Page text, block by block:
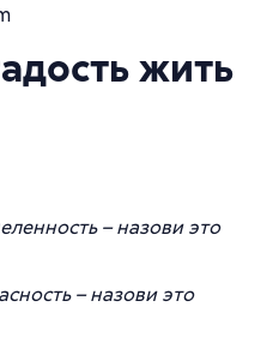
жить
– назови это
– назови это